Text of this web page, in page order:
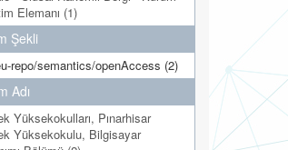
Elemanı (1)
Şekli
repo/semantics/openAccess (2)
Adı
Yüksekokulları, Pınarhisar
Yüksekokulu, Bilgisayar